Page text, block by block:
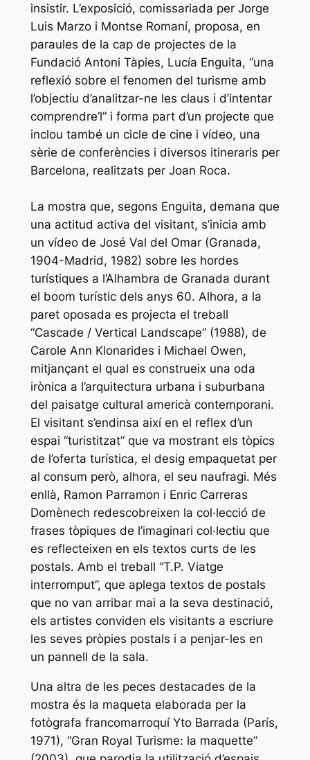
insistir. L’exposició, comissariada per Jorge
Luis Marzo i Montse Romaní, proposa, en
paraules de la cap de projectes de la
Fundació Antoni Tàpies, Lucía Enguita, “una
reflexió sobre el fenomen del turisme amb
l’objectiu d’analitzar-ne les claus i d’intentar
comprendre’l” i forma part d’un projecte que
inclou també un cicle de cine i vídeo, una
sèrie de conferències i diversos itineraris per
Barcelona, realitzats per Joan Roca.
La mostra que, segons Enguita, demana que
una actitud activa del visitant, s’inicia amb
un vídeo de José Val del Omar (Granada,
1904-Madrid, 1982) sobre les hordes
turístiques a l’Alhambra de Granada durant
el boom turístic dels anys 60. Alhora, a la
paret oposada es projecta el treball
“Cascade / Vertical Landscape” (1988), de
Carole Ann Klonarides i Michael Owen,
mitjançant el qual es construeix una oda
irònica a l’arquitectura urbana i suburbana
del paisatge cultural americà contemporani.
El visitant s’endinsa així en el reflex d’un
espai “turistitzat” que va mostrant els tòpics
de l’oferta turística, el desig empaquetat per
al consum però, alhora, el seu naufragi. Més
enllà, Ramon Parramon i Enric Carreras
Domènech redescobreixen la col·lecció de
frases tòpiques de l’imaginari col·lectiu que
es reflecteixen en els textos curts de les
postals. Amb el treball “T.P. Viatge
interromput”, que aplega textos de postals
que no van arribar mai a la seva destinació,
els artistes conviden els visitants a escriure
les seves pròpies postals i a penjar-les en
un pannell de la sala.
Una altra de les peces destacades de la
mostra és la maqueta elaborada per la
fotògrafa francomarroquí Yto Barrada (París,
1971), “Gran Royal Turisme: la maquette”